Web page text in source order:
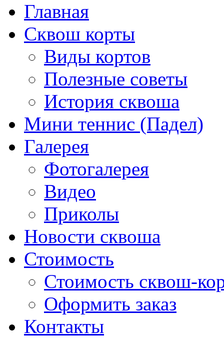
Главная
Сквош корты
Виды кортов
Полезные советы
История сквоша
Мини теннис (Падел)
Галерея
Фотогалерея
Видео
Приколы
Новости сквоша
Стоимость
Стоимость сквош-
Оформить заказ
Контакты